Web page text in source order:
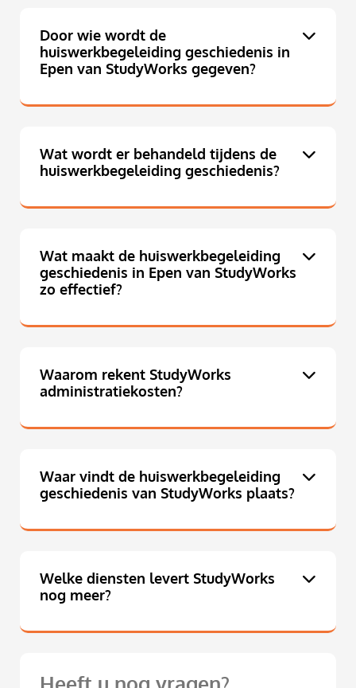
Door wie wordt de
huiswerkbegeleiding geschiedenis in
Epen van StudyWorks gegeven?
Wat wordt er behandeld tijdens de
huiswerkbegeleiding geschiedenis?
Wat maakt de huiswerkbegeleiding
geschiedenis in Epen van StudyWorks
zo effectief?
Waarom rekent StudyWorks
administratiekosten?
Waar vindt de huiswerkbegeleiding
geschiedenis van StudyWorks plaats?
Welke diensten levert StudyWorks
nog meer?